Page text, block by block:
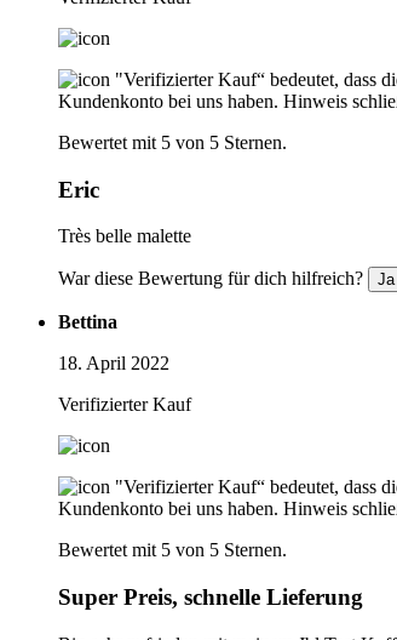
"Verifizierter Kauf“ bedeutet, dass
Kundenkonto bei uns haben. Hinweis
Bewertet mit 5 von 5 Sternen.
Eric
Très belle malette
War diese Bewertung für dich hilfreich? Ja
Bettina
18. April 2022
Verifizierter Kauf
"Verifizierter Kauf“ bedeutet, dass
Kundenkonto bei uns haben. Hinweis
Bewertet mit 5 von 5 Sternen.
Super Preis, schnelle Lieferung